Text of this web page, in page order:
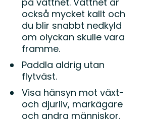
också mycket kallt och
du blir snabbt nedkyld
om olyckan skulle vara
framme.
Paddla aldrig utan
flytväst.
Visa hänsyn mot växt-
och djurliv, markägare
och andra människor.